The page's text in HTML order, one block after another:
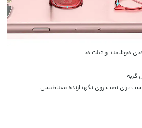
هوشمند و تبلت ها
گربه
برای نصب روی نگهدارنده مغناطیسی